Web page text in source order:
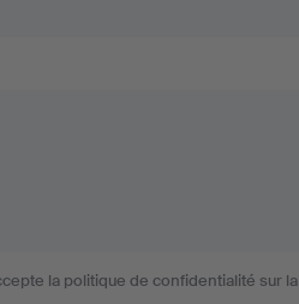
la politique de confidentialité sur la